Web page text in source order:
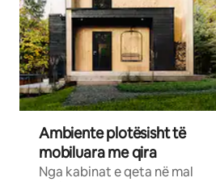
Ambiente plotësisht të
mobiluara me qira
Nga kabinat e qeta në mal